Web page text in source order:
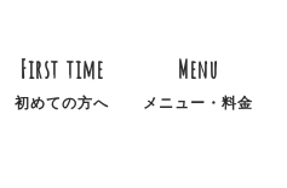
First time
初めての方へ
Menu
メニュー・料金